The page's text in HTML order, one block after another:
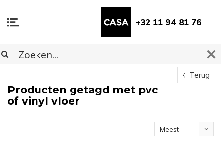
+32 11 94 81 76
Terug
Producten getagd met pvc
of vinyl vloer
Meest